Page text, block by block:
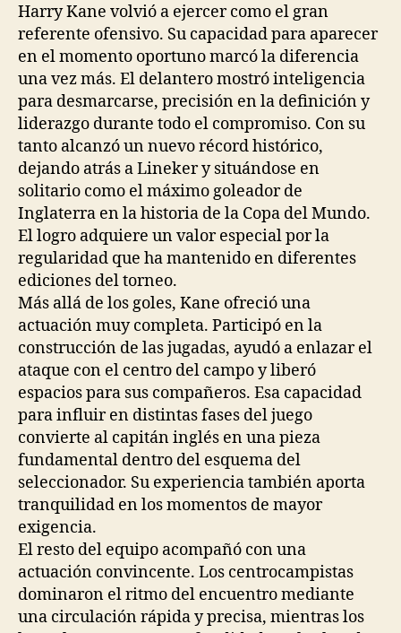
Harry Kane volvió a ejercer como el gran
referente ofensivo. Su capacidad para aparecer
en el momento oportuno marcó la diferencia
una vez más. El delantero mostró inteligencia
para desmarcarse, precisión en la definición y
liderazgo durante todo el compromiso. Con su
tanto alcanzó un nuevo récord histórico,
dejando atrás a Lineker y situándose en
solitario como el máximo goleador de
Inglaterra en la historia de la Copa del Mundo.
El logro adquiere un valor especial por la
regularidad que ha mantenido en diferentes
ediciones del torneo.
Más allá de los goles, Kane ofreció una
actuación muy completa. Participó en la
construcción de las jugadas, ayudó a enlazar el
ataque con el centro del campo y liberó
espacios para sus compañeros. Esa capacidad
para influir en distintas fases del juego
convierte al capitán inglés en una pieza
fundamental dentro del esquema del
seleccionador. Su experiencia también aporta
tranquilidad en los momentos de mayor
exigencia.
El resto del equipo acompañó con una
actuación convincente. Los centrocampistas
dominaron el ritmo del encuentro mediante
una circulación rápida y precisa, mientras los